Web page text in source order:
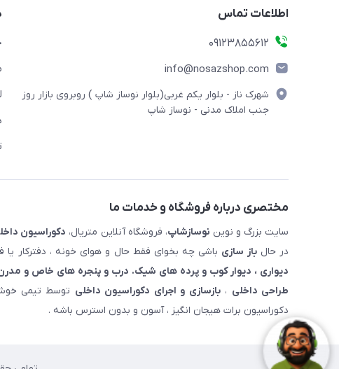
اطلاعات تماس
09123855612
info@nosazshop.com
شهرک ناز - بلوار یکم غربی(بلوار نوساز شاپ ) روبروی بازار روز
جنب املاک مدنی - نوساز شاپ
مختصری درباره فروشگاه و خدمات ما
سایت بزرگ و نوین نوسازشاپ، فروشگاه آنلاین متریال، دکوراسیون
در حالباز سازی باشی چه بخوای فقط حال و هوای خونه ، دفترکار
دیواری ، دیوار کوب و پرده های شیک. درب و پنجره های خاص و مدرن
طراحی داخلی ،بازسازی و اجرای دکوراسیون داخلی توسط تیمی
دکوراسیون برات هیجان انگیز ، آسون و بدون استرس باشه .